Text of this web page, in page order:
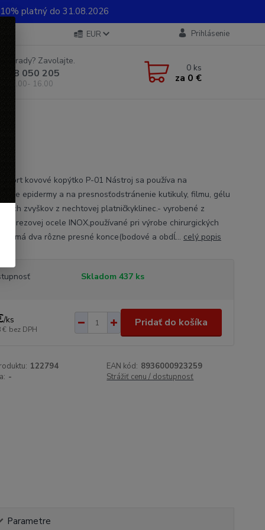
10% platný do 31.08.2026
EUR Prihlásenie
si rady? Zavolajte.
050 205
8.00- 16.00
0 ks
za 0 €
kovové kopýtko P-01 Nástroj sa používa na
epidermy a na presnosťodstránenie kutikuly, filmu, gélu
zvyškov z nechtovej platničkyklinec.- vyrobené z
nerezovej ocele INOX,používané pri výrobe chirurgických
má dva rôzne presné konce(bodové a obdĺ... celý popis
Skladom 437 ks
/ks
€ bez DPH
Pridať do košíka
122794 EAN kód: 8936000923259
- Strážiť cenu / dostupnosť
Parametre